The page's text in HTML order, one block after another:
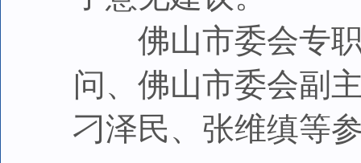
佛山市委会专职
问、佛山市委会副
刁泽民、张维缜等